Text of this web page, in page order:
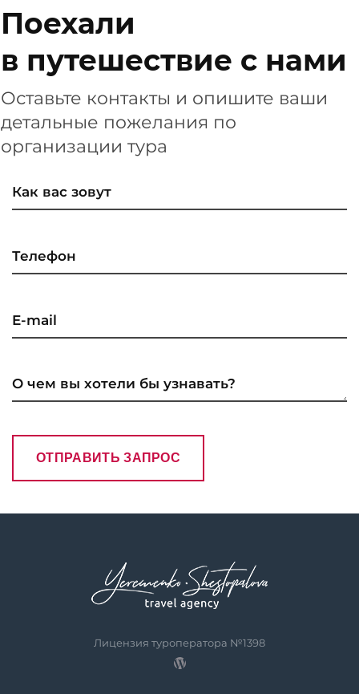
Поехали
в путешествие с нами
Оставьте контакты и опишите ваши
детальные пожелания по
организации тура
Лицензия туроператора №1398